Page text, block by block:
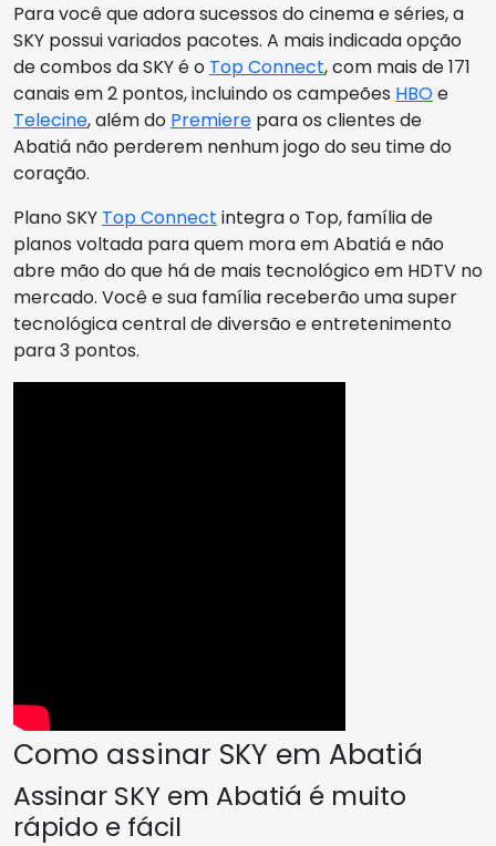
Para você que adora sucessos do cinema e séries, a
SKY possui variados pacotes. A mais indicada opção
de combos da SKY é o Top Connect, com mais de 171
canais em 2 pontos, incluindo os campeões HBOe
Telecine, além do Premiere para os clientes de
Abatiá não perderem nenhum jogo do seu time do
coração.
Plano SKY Top Connect integra o Top, família de
planos voltada para quem mora em Abatiá e não
abre mão do que há de mais tecnológico em HDTV no
mercado. Você e sua família receberão uma super
tecnológica central de diversão e entretenimento
para 3 pontos.
Como assinar SKY em Abatiá
Assinar SKY em Abatiá é muito
rápido e fácil